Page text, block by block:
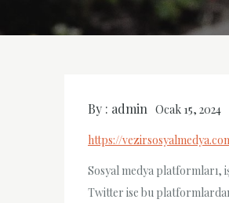
By : admin Ocak 15, 2024
https://
Sosyal medya platformları,
Twitter ise bu